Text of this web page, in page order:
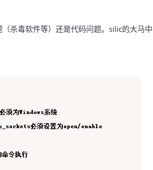
杀毒软件等）还是代码问题。silic的大马